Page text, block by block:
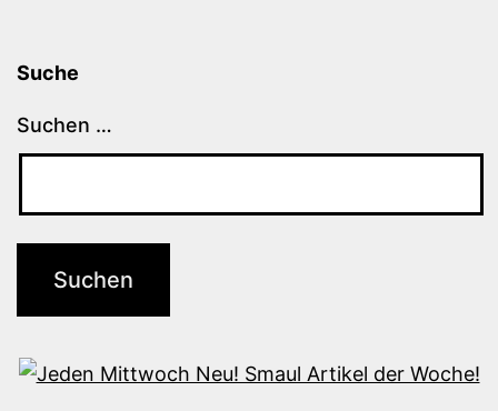
Suche
Suchen …